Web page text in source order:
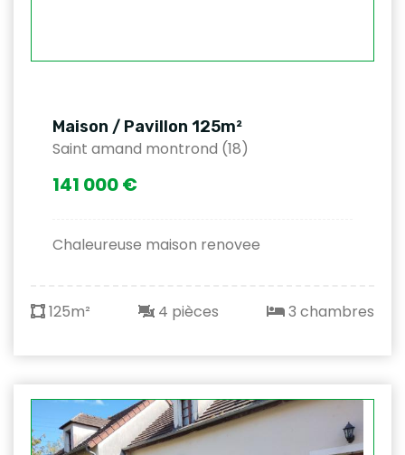
Maison / Pavillon 125m²
Saint amand montrond (18)
141 000 €
Chaleureuse maison renovee
125m² 4 pièces 3 chambres